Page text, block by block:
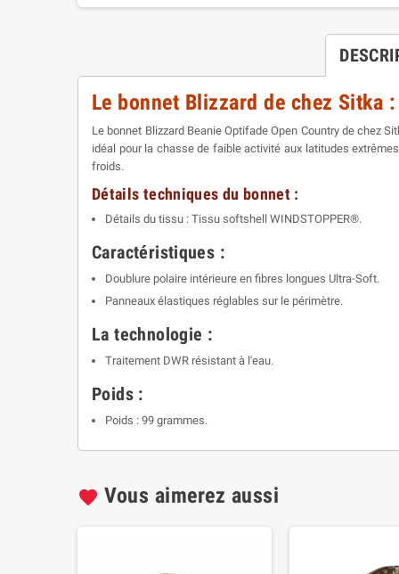
Le bonnet Blizzard de chez Sitka :
Le bonnet Blizzard Beanie Optifade Open Country de chez
idéal pour la chasse de faible activité aux latitudes
froids.
Détails techniques du bonnet :
Détails du tissu : Tissu softshell WINDSTOPPER®.
Caractéristiques :
Doublure polaire intérieure en fibres longues Ultra-Soft.
Panneaux élastiques réglables sur le périmètre.
La technologie :
Traitement DWR résistant à l'eau.
Poids :
Poids : 99 grammes.
favorite Vous aimerez aussi